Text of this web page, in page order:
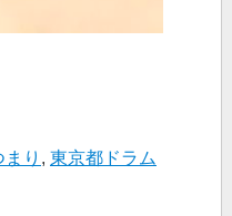
り , 東京都ドラム